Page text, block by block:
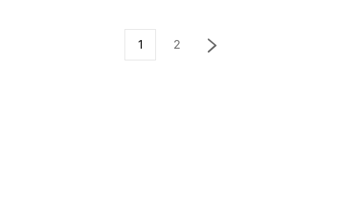
1 2